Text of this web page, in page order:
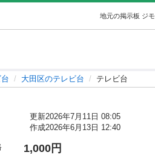
地元の掲示板 ジ
大田区のテレビ台 テレビ台
更新2026年7月11日 08:05
作成2026年6月13日 12:40
1,000円